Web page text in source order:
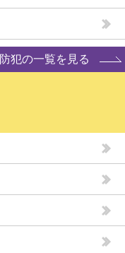
防犯の一覧を見る